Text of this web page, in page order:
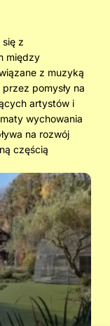
z
między
z muzyką
pomysły na
artystów i
wychowania
na rozwój
częścią